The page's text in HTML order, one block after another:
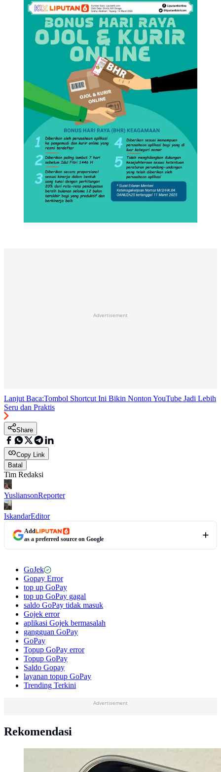
Online (Liputan6.com/Abdillah)
Advertisement
Lanjut Baca:Tombol Shortcut Ini Bikin Nonton YouTube Jadi Lebih
Seru dan Praktis
Share
Copy Link
Batal
Tim Redaksi
YusliansonReporter
IskandarEditor
Add
as a preferred source on Google
GoJek
Gopay Error
top up GoPay
top up GoPay gagal
saldo GoPay tidak masuk
Gojek error
aplikasi Gojek bermasalah
gangguan GoPay
GoPay
Topup GoPay error
Topup GoPay
Saldo Gopay
layanan topup GoPay
Trending Terkini
Advertisement
Rekomendasi